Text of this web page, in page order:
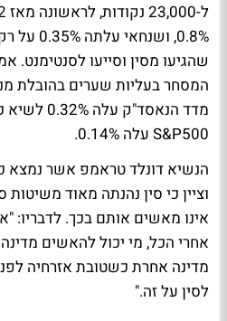
0.8%,
שהגיעו מסין וסייעו לסנטימנט.
המסחר בעליות שערים בהובלת
מדד
S&P500 עלה 0.14%.
הנשיא דונלד טראמפ אשר נמצא
וציין כי סין נהנתה מאוד
אינו מאשים אותם בכך. לדבריו:
אחרי הכל, מי יכול להאשים
מדינה אחרת כשטובת אזרחיה
לסין על זה."